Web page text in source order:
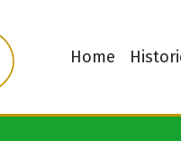
Home